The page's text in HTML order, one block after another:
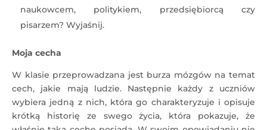
naukowcem, politykiem, przedsiębiorcą czy
pisarzem? Wyjaśnij.
Moja cecha
W klasie przeprowadzana jest burza mózgów na temat
cech, jakie mają ludzie. Następnie każdy z uczniów
wybiera jedną z nich, która go charakteryzuje i opisuje
krótką historię ze swego życia, która pokazuje, że